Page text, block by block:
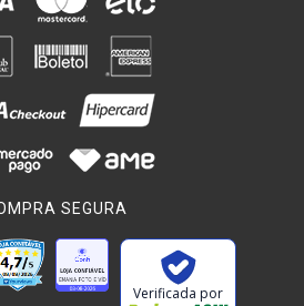
SEGURA
Verificada por